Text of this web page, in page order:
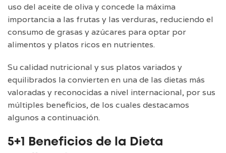
uso del aceite de oliva y concede la máxima
importancia a las frutas y las verduras, reduciendo el
consumo de grasas y azúcares para optar por
alimentos y platos ricos en nutrientes.
Su calidad nutricional y sus platos variados y
equilibrados la convierten en una de las dietas más
valoradas y reconocidas a nivel internacional, por sus
múltiples beneficios, de los cuales destacamos
algunos a continuación.
5+1 Beneficios de la Dieta